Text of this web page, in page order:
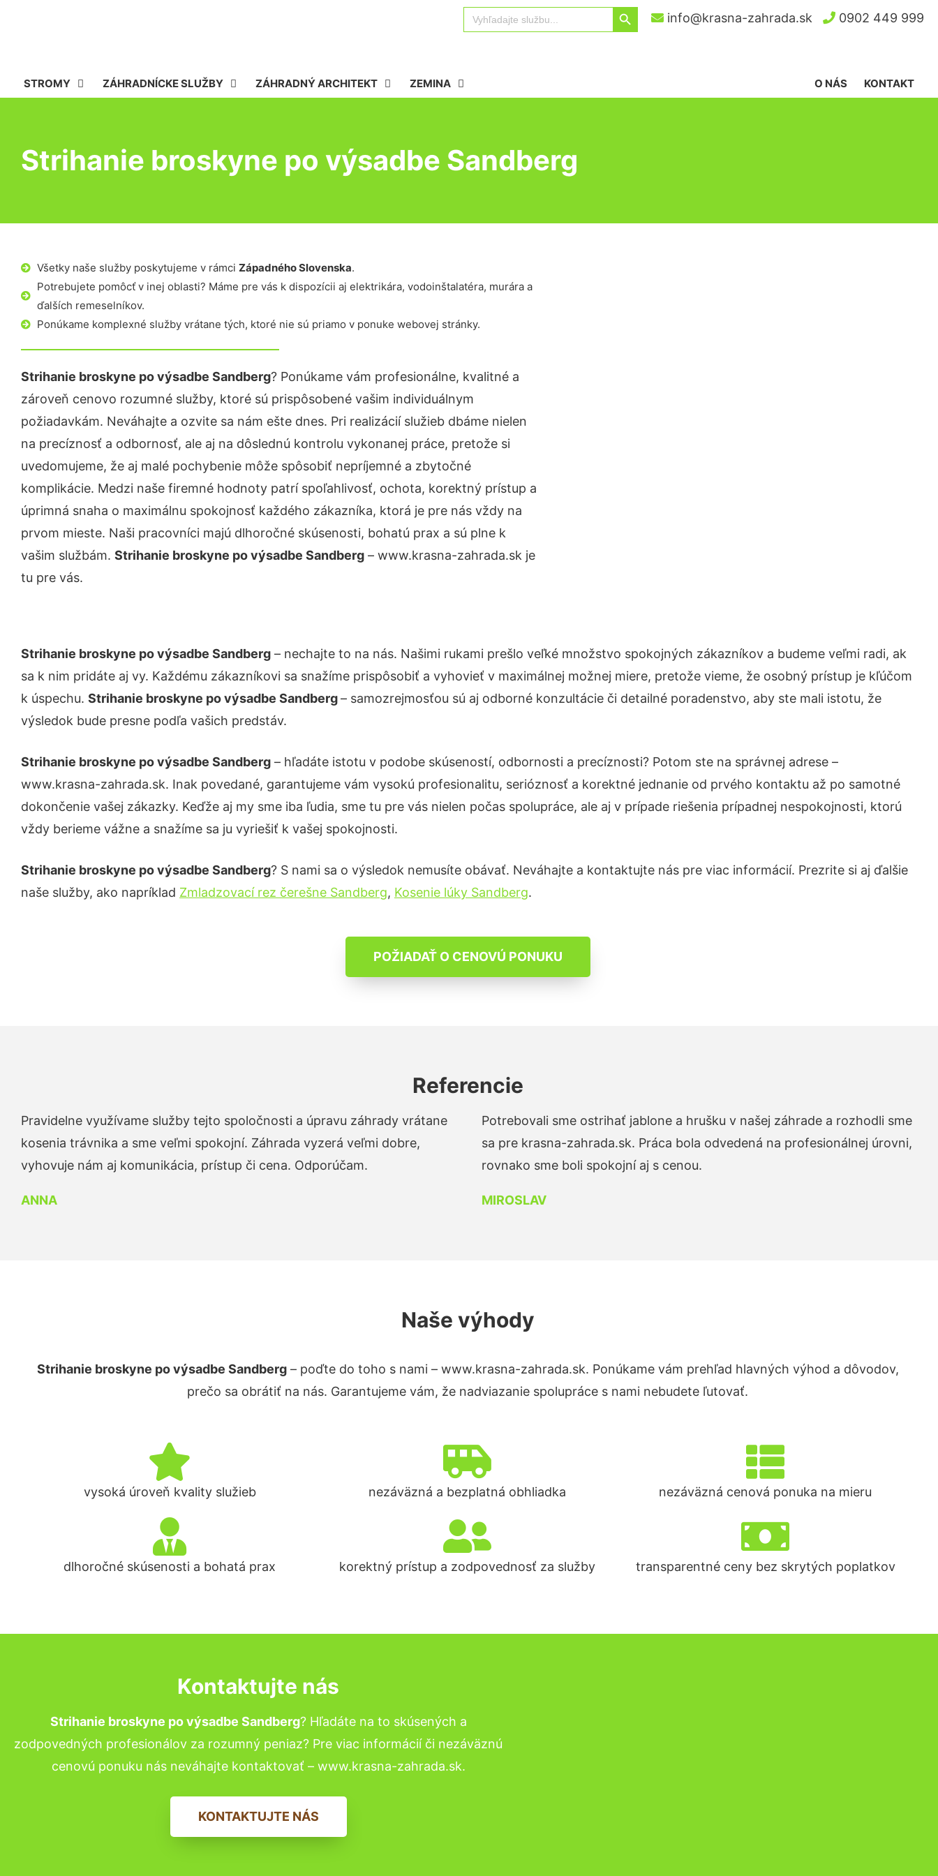
Search
for:
Search Button
info@krasna-zahrada.sk 0902 449 999
STROMY ZÁHRADNÍCKE SLUŽBY ZÁHRADNÝ ARCHITEKT ZEMINA KONTAKT
O NÁS
Strihanie broskyne po výsadbe Sandberg
Všetky naše služby poskytujeme v rámci Západného Slovenska.
Potrebujete pomôcť v inej oblasti? Máme pre vás k dispozícii aj elektrikára, vodoinštalatéra, murára a
ďalších remeselníkov.
Ponúkame komplexné služby vrátane tých, ktoré nie sú priamo v ponuke webovej stránky.
Strihanie broskyne po výsadbe Sandberg? Ponúkame vám profesionálne, kvalitné a
zároveň cenovo rozumné služby, ktoré sú prispôsobené vašim individuálnym
požiadavkám. Neváhajte a ozvite sa nám ešte dnes. Pri realizácií služieb dbáme nielen
na precíznosť a odbornosť, ale aj na dôslednú kontrolu vykonanej práce, pretože si
uvedomujeme, že aj malé pochybenie môže spôsobiť nepríjemné a zbytočné
komplikácie. Medzi naše firemné hodnoty patrí spoľahlivosť, ochota, korektný prístup a
úprimná snaha o maximálnu spokojnosť každého zákazníka, ktorá je pre nás vždy na
prvom mieste. Naši pracovníci majú dlhoročné skúsenosti, bohatú prax a sú plne k
vašim službám. Strihanie broskyne po výsadbe Sandberg – www.krasna-zahrada.sk je
tu pre vás.
Strihanie broskyne po výsadbe Sandberg – nechajte to na nás. Našimi rukami prešlo veľké množstvo spokojných zákazníkov a budeme veľmi radi, ak
sa k nim pridáte aj vy. Každému zákazníkovi sa snažíme prispôsobiť a vyhovieť v maximálnej možnej miere, pretože vieme, že osobný prístup je kľúčom
k úspechu. Strihanie broskyne po výsadbe Sandberg– samozrejmosťou sú aj odborné konzultácie či detailné poradenstvo, aby ste mali istotu, že
výsledok bude presne podľa vašich predstáv.
Strihanie broskyne po výsadbe Sandberg – hľadáte istotu v podobe skúseností, odbornosti a precíznosti? Potom ste na správnej adrese –
www.krasna-zahrada.sk. Inak povedané, garantujeme vám vysokú profesionalitu, serióznosť a korektné jednanie od prvého kontaktu až po samotné
dokončenie vašej zákazky. Keďže aj my sme iba ľudia, sme tu pre vás nielen počas spolupráce, ale aj v prípade riešenia prípadnej nespokojnosti, ktorú
vždy berieme vážne a snažíme sa ju vyriešiť k vašej spokojnosti.
Strihanie broskyne po výsadbe Sandberg? S nami sa o výsledok nemusíte obávať. Neváhajte a kontaktujte nás pre viac informácií. Prezrite si aj ďalšie
naše služby, ako napríklad Zmladzovací rez čerešne Sandberg, Kosenie lúky Sandberg.
POŽIADAŤ O CENOVÚ PONUKU
Referencie
Pravidelne využívame služby tejto spoločnosti a úpravu záhrady vrátane
kosenia trávnika a sme veľmi spokojní. Záhrada vyzerá veľmi dobre,
vyhovuje nám aj komunikácia, prístup či cena. Odporúčam.
ANNA
Potrebovali sme ostrihať jablone a hrušku v našej záhrade a rozhodli sme
sa pre krasna-zahrada.sk. Práca bola odvedená na profesionálnej úrovni,
rovnako sme boli spokojní aj s cenou.
MIROSLAV
Naše výhody
Strihanie broskyne po výsadbe Sandberg– poďte do toho s nami – www.krasna-zahrada.sk. Ponúkame vám prehľad hlavných výhod a dôvodov,
prečo sa obrátiť na nás. Garantujeme vám, že nadviazanie spolupráce s nami nebudete ľutovať.
vysoká úroveň kvality služieb nezáväzná a bezplatná obhliadka nezáväzná cenová ponuka na mieru
dlhoročné skúsenosti a bohatá prax korektný prístup a zodpovednosť za služby transparentné ceny bez skrytých poplatkov
Kontaktujte nás
Strihanie broskyne po výsadbe Sandberg? Hľadáte na to skúsených a
zodpovedných profesionálov za rozumný peniaz? Pre viac informácií či nezáväznú
cenovú ponuku nás neváhajte kontaktovať – www.krasna-zahrada.sk.
KONTAKTUJTE NÁS